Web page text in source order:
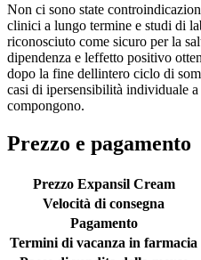
Non ci sono state
clinici a lungo termine e studi di
riconosciuto come sicuro per la
dipendenza e leffetto positivo
dopo la fine dellintero ciclo di
casi di ipersensibilità individuale
compongono.
Prezzo e pagamento
Prezzo Expansil Cream
Velocità di consegna
Pagamento
Termini di vacanza in farmacia